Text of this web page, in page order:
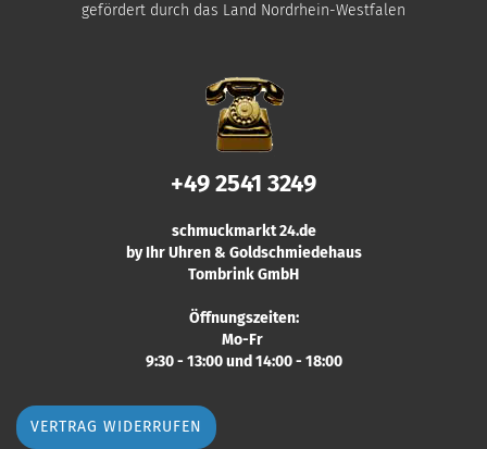
gefördert durch das Land Nordrhein-Westfalen
+49 2541 3249
schmuckmarkt 24.de
by Ihr Uhren & Goldschmiedehaus
Tombrink GmbH
Öffnungszeiten:
Mo-Fr
9:30 - 13:00 und 14:00 - 18:00
VERTRAG WIDERRUFEN